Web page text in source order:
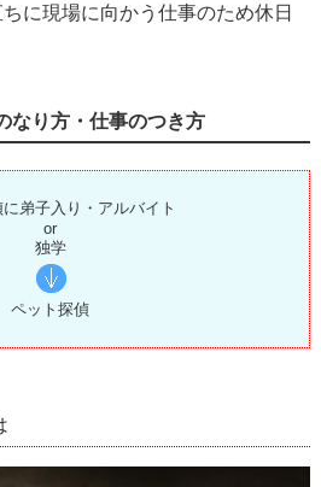
に現場に向かう仕事のため休日
なり方・仕事のつき方
弟子入り・アルバイト
or
独学
ペット探偵